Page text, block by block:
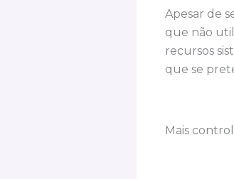
Apesar de
que não
recursos
que se
Mais